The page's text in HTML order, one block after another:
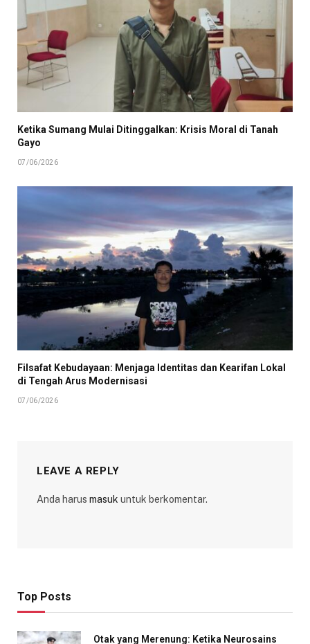
Ketika Sumang Mulai Ditinggalkan: Krisis Moral di Tanah
Gayo
07/06/2026
Filsafat Kebudayaan: Menjaga Identitas dan Kearifan Lokal
di Tengah Arus Modernisasi
07/06/2026
LEAVE A REPLY
Anda harus masuk untuk berkomentar.
Top Posts
Otak yang Merenung: Ketika Neurosains